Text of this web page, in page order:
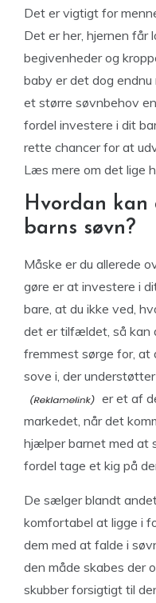
Det er vigtigt for
Det er her, hjernen får
begivenheder og
baby er det dog
et større søvnbehov
fordel investere i dit
rette chancer for at
Læs mere om det lige
Hvordan
barns søvn?
Måske er du allerede
gøre er at investere i
bare, at du ikke ved,
det er tilfældet, så kan
fremmest sørge for,
sove i, der
er et af
markedet, når det
hjælper barnet med at
fordel tage et kig på
De sælger blandt
komfortabel at ligge i
dem med at falde i
den måde skabes der
skubber forsigtigt til